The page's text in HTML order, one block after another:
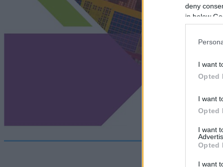
deny
in below
I want
Opted
I want
Opted
I want
Opted
I want